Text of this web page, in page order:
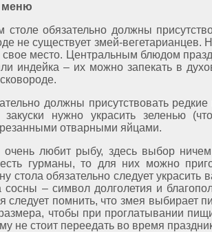
меню
столе обязательно должны
не существует змей-вегетарианцев.
свое место. Центральным блюдом
индейка – их можно запекать в
должны присутствовать
закуски нужно украсить зеленью
отварными яйцами.
очень любит рыбу, здесь выбор
гурманы, то для них можно
стола обязательно следует украсить
сосны – символ долголетия и
следует помнить, что змея выбирает
чтобы при проглатывании
не стоит переедать во время